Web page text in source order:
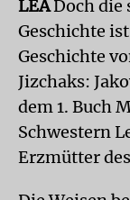
LEADoch die
Geschichte
Geschichte
Jizchaks:
dem 1. Buch
Schwestern
Erzmütter